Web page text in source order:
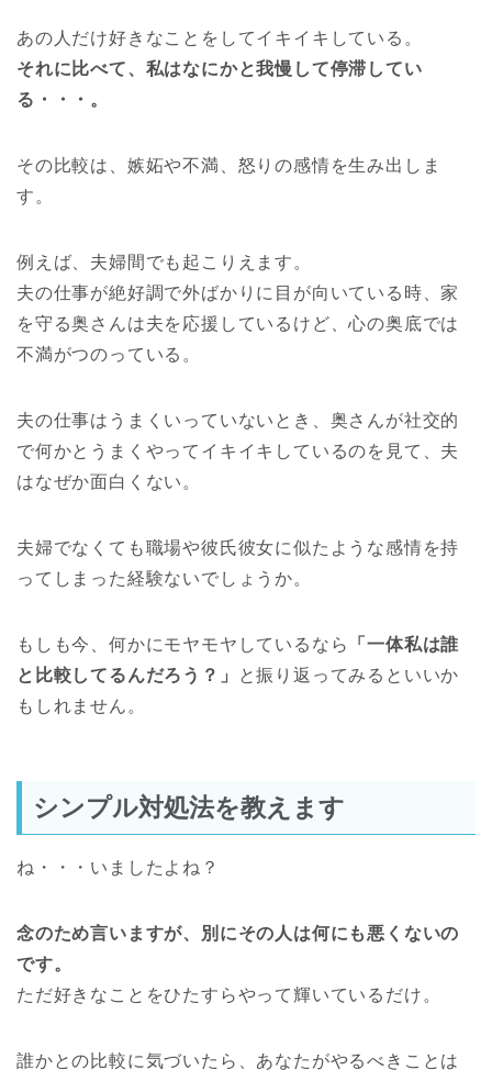
あの人だけ好きなことをしてイキイキしている。
それに比べて、私はなにかと我慢して停滞してい
る・・・。
その比較は、嫉妬や不満、怒りの感情を生み出しま
す。
例えば、夫婦間でも起こりえます。
夫の仕事が絶好調で外ばかりに目が向いている時、家
を守る奥さんは夫を応援しているけど、心の奥底では
不満がつのっている。
夫の仕事はうまくいっていないとき、奥さんが社交的
で何かとうまくやってイキイキしているのを見て、夫
はなぜか面白くない。
夫婦でなくても職場や彼氏彼女に似たような感情を持
ってしまった経験ないでしょうか。
もしも今、何かにモヤモヤしているなら
「一体私は誰
と比較してるんだろう？」
と振り返ってみるといいか
もしれません。
シンプル対処法を教えます
ね・・・いましたよね？
念のため言いますが、別にその人は何にも悪くないの
です。
ただ好きなことをひたすらやって輝いているだけ。
誰かとの比較に気づいたら、あなたがやるべきことは